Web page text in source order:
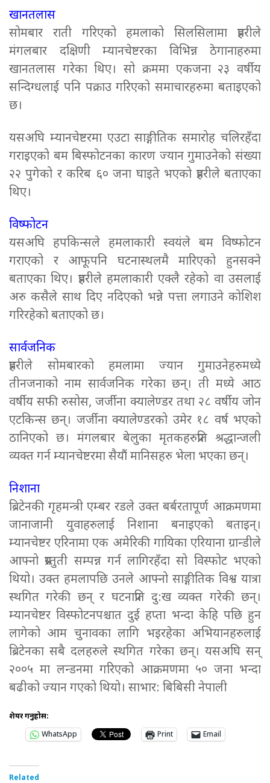
खानतलास
सोमबार राती गरिएको हमलाको सिलसिलामा प्रहरीले
मंगलबार दक्षिणी म्यानचेष्टरका विभिन्न ठेगानाहरुमा
खानतलास गरेका थिए। सो क्रममा एकजना २३ वर्षीय
सन्दिग्धलाई पनि पक्राउ गरिएको समाचारहरुमा बताइएको
छ।
यसअघि म्यानचेष्टरमा एउटा साङ्गीतिक समारोह चलिरहँदा
गराइएको बम बिस्फोटनका कारण ज्यान गुमाउनेको संख्या
२२ पुगेको र करिब ६० जना घाइते भएको प्रहरीले बताएका
थिए।
विष्फोटन
यसअघि हपकिन्सले हमलाकारी स्वयंले बम विष्फोटन
गराएको र आफूपनि घटनास्थलमै मारिएको हुनसक्ने
बताएका थिए। प्रहरीले हमलाकारी एक्लै रहेको वा उसलाई
अरु कसैले साथ दिए नदिएको भन्ने पत्ता लगाउने कोशिश
गरिरहेको बताएको छ।
सार्वजनिक
प्रहरीले सोमबारको हमलामा ज्यान गुमाउनेहरुमध्ये
तीनजनाको नाम सार्वजनिक गरेका छन्। ती मध्ये आठ
वर्षीय सफी रुसोस, जर्जीना क्यालेण्डर तथा २८ वर्षीय जोन
एटकिन्स छन्। जर्जीना क्यालेण्डरको उमेर १८ वर्ष भएको
ठानिएको छ। मंगलबार बेलुका मृतकहरुप्रति श्रद्धान्जली
व्यक्त गर्न म्यानचेष्टरमा सैयौं मानिसहरु भेला भएका छन्।
निशाना
ब्रिटेनकी गृहमन्त्री एम्बर रडले उक्त बर्बरतापूर्ण आक्रमणमा
जानाजानी युवाहरुलाई निशाना बनाइएको बताइन्।
म्यानचेष्टर एरिनामा एक अमेरिकी गायिका एरियाना ग्रान्डीले
आफ्नो प्रस्तुती सम्पन्न गर्न लागिरहँदा सो विस्फोट भएको
थियो। उक्त हमलापछि उनले आफ्नो साङ्गीतिक विश्व यात्रा
स्थगित गरेकी छन् र घटनाप्रति दु:ख व्यक्त गरेकी छन्।
म्यानचेष्टर विस्फोटनपश्चात दुई हप्ता भन्दा केहि पछि हुन
लागेको आम चुनावका लागि भइरहेका अभियानहरुलाई
ब्रिटेनका सबै दलहरुले स्थगित गरेका छन्। यसअघि सन्
२००५ मा लन्डनमा गरिएको आक्रमणमा ५० जना भन्दा
बढीको ज्यान गएको थियो। साभार: बिबिसी नेपाली
शेयर गर्नुहोस:
WhatsApp
Print Email
Related